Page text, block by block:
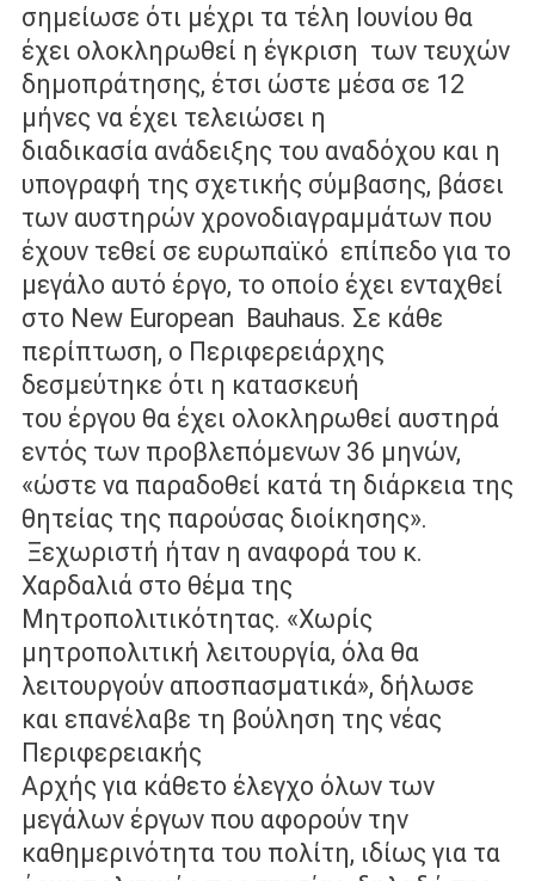
σημείωσε ότι μέχρι τα τέλη Ιουνίου θα
έχει ολοκληρωθεί η έγκριση των τευχών
δημοπράτησης, έτσι ώστε μέσα σε 12
μήνες να έχει τελειώσει η
διαδικασία ανάδειξης του αναδόχου και η
υπογραφή της σχετικής σύμβασης, βάσει
των αυστηρών χρονοδιαγραμμάτων που
έχουν τεθεί σε ευρωπαϊκό επίπεδο για το
μεγάλο αυτό έργο, το οποίο έχει ενταχθεί
στο New European Bauhaus. Σε κάθε
περίπτωση, ο Περιφερειάρχης
δεσμεύτηκε ότι η κατασκευή
του έργου θα έχει ολοκληρωθεί αυστηρά
εντός των προβλεπόμενων 36 μηνών,
«ώστε να παραδοθεί κατά τη διάρκεια της
θητείας της παρούσας διοίκησης».
Ξεχωριστή ήταν η αναφορά του κ.
Χαρδαλιά στο θέμα της
Μητροπολιτικότητας. «Χωρίς
μητροπολιτική λειτουργία, όλα θα
λειτουργούν αποσπασματικά», δήλωσε
και επανέλαβε τη βούληση της νέας
Περιφερειακής
Αρχής για κάθετο έλεγχο όλων των
μεγάλων έργων που αφορούν την
καθημερινότητα του πολίτη, ιδίως για τα